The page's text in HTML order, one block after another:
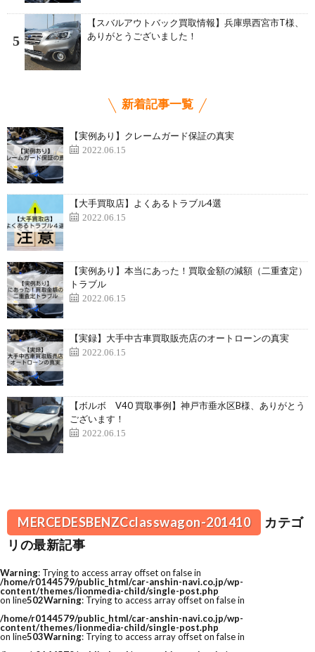
5
【スバルアウトバック買取情報】兵庫県西宮市T様、
ありがとうございました！
新着記事一覧
【実例あり】クレームガード保証の真実
2022.06.15
【大手買取店】よくあるトラブル4選
2022.06.15
【実例あり】本当にあった！買取金額の減額（二重査定）
トラブル
2022.06.15
【実録】大手中古車買取販売店のオートローンの真実
2022.06.15
【ボルボ V40 買取事例】神戸市垂水区B様、ありがとう
ございます！
2022.06.15
MERCEDESBENZCclasswagon-201410
カテゴ
リの最新記事
Warning: Trying to access array offset on false in
/home/r0144579/public_html/car-anshin-navi.co.jp/wp-
content/themes/lionmedia-child/single-post.php
on line502Warning: Trying to access array offset on false in
/home/r0144579/public_html/car-anshin-navi.co.jp/wp-
content/themes/lionmedia-child/single-post.php
on line503Warning: Trying to access array offset on false in